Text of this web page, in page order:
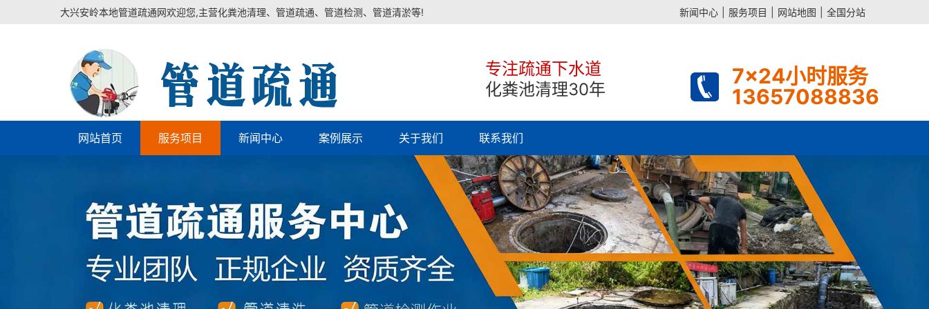
大兴安岭本地管道疏通网欢迎您,主营化粪池清理、管道疏通、管道检测、管道清淤等! 新闻中心 服务项目 网站地图 全国分站
专注疏通下水道
化粪池清理30年
7x24小时服务
13657088836
网站首页 服务项目 新闻中心 案例展示 关于我们 联系我们